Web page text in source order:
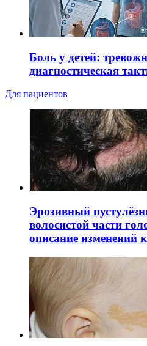
Боль у детей:
диагностическая
Для пациентов
Эрозивный
волосистой части
описание изменений